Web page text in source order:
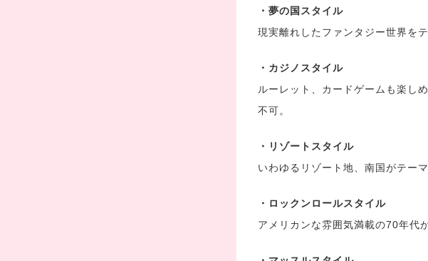
・夢の国スタイル
現実離れしたファンタジー世界を
・カジノスタイル
ルーレット、カードゲームも楽し
不可。
・リゾートスタイル
いわゆるリゾート地、南国がテー
・ロックンロールスタイル
アメリカンな雰囲気満載の70年代